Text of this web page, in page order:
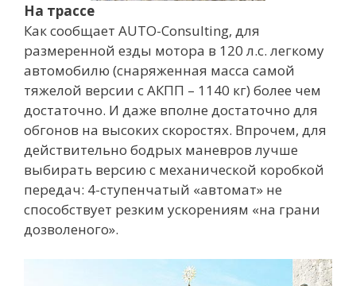
На трассе
Как сообщает AUTO-Consulting, для
размеренной езды мотора в 120 л.с. легкому
автомобилю (снаряженная масса самой
тяжелой версии с АКПП – 1140 кг) более чем
достаточно. И даже вполне достаточно для
обгонов на высоких скоростях. Впрочем, для
действительно бодрых маневров лучше
выбирать версию с механической коробкой
передач: 4-ступенчатый «автомат» не
способствует резким ускорениям «на грани
дозволеного».